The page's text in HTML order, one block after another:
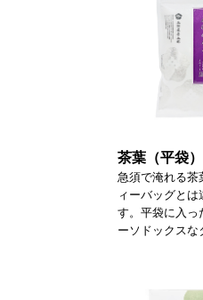
茶葉（平袋）
急須で淹れる茶
ィーバッグと
す。平袋に入っ
ーソドックスな